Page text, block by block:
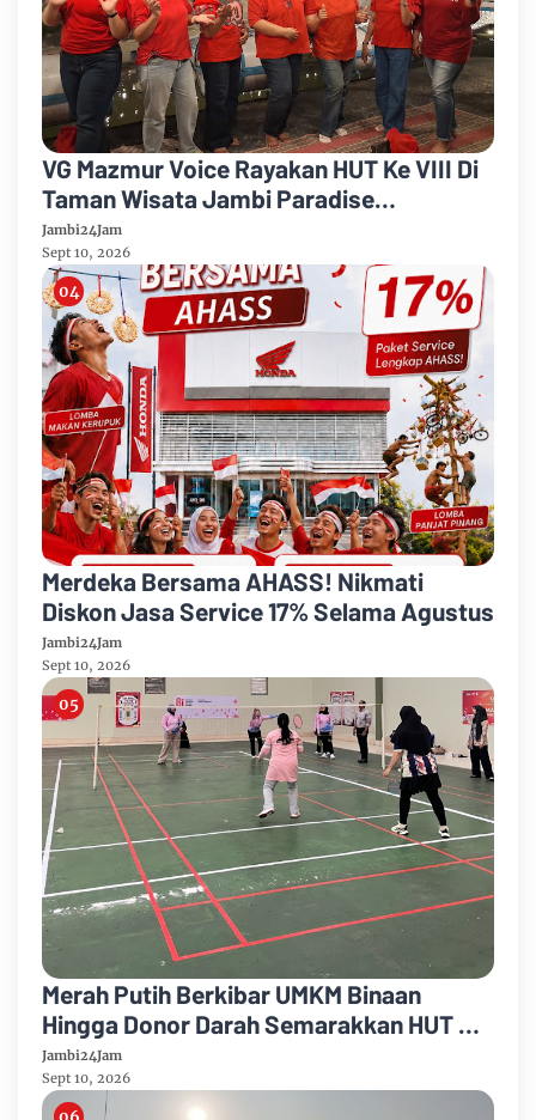
VG Mazmur Voice Rayakan HUT Ke VIII Di
Taman Wisata Jambi Paradise
Kabupaten Muarojambi
Jambi24Jam
Sept 10, 2026
Merdeka Bersama AHASS! Nikmati
Diskon Jasa Service 17% Selama Agustus
Jambi24Jam
Sept 10, 2026
Merah Putih Berkibar UMKM Binaan
Hingga Donor Darah Semarakkan HUT RI
Ke-81 Di PTPN IV Regional IV
Jambi24Jam
Sept 10, 2026